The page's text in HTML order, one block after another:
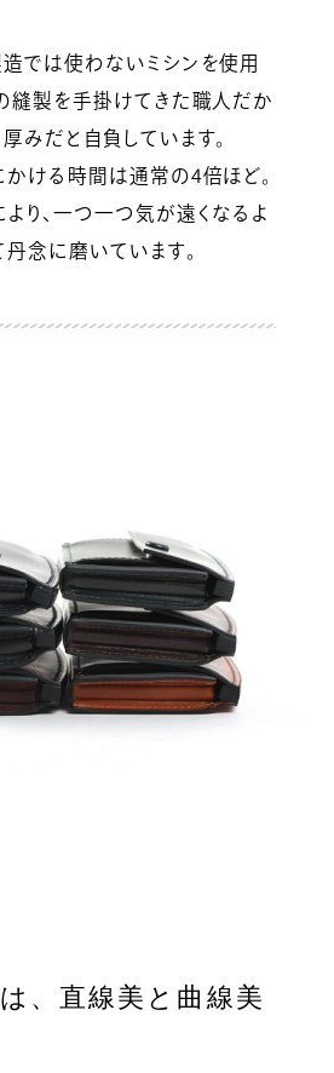
では使わないミシンを使用
縫製を手掛けてきた職人だか
みだと自負しています。
ける時間は通常の4倍ほど。
り、一つ一つ気が遠くなるよ
念に磨いています。
、直線美と曲線美